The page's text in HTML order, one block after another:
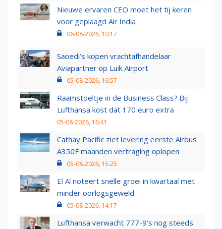
Nieuwe ervaren CEO moet het tij keren
voor geplaagd Air India
06-08-2026, 10:17
Saoedi’s kopen vrachtafhandelaar
Aviapartner op Luik Airport
05-08-2026, 16:57
Raamstoeltje in de Business Class? Bij
Lufthansa kost dat 170 euro extra
05-08-2026, 16:41
Cathay Pacific ziet levering eerste Airbus
A350F maanden vertraging oplopen
05-08-2026, 15:25
El Al noteert snelle groei in kwartaal met
minder oorlogsgeweld
05-08-2026, 14:17
Lufthansa verwacht 777-9’s nog steeds